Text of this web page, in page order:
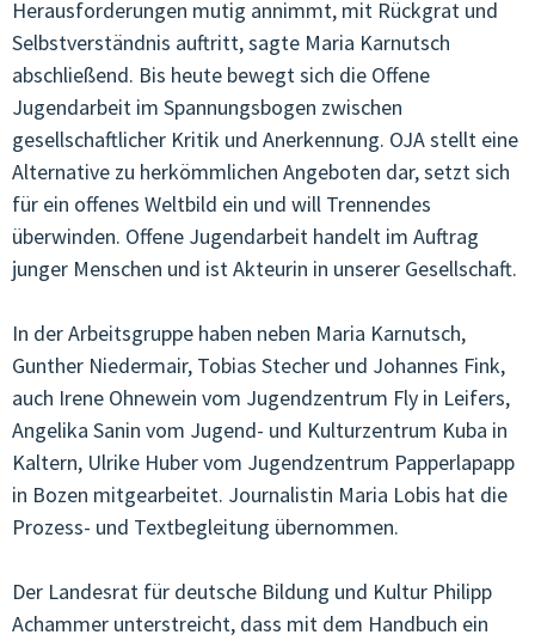
Herausforderungen mutig annimmt, mit Rückgrat und
Selbstverständnis auftritt, sagte Maria Karnutsch
abschließend. Bis heute bewegt sich die Offene
Jugendarbeit im Spannungsbogen zwischen
gesellschaftlicher Kritik und Anerkennung. OJA stellt eine
Alternative zu herkömmlichen Angeboten dar, setzt sich
für ein offenes Weltbild ein und will Trennendes
überwinden. Offene Jugendarbeit handelt im Auftrag
junger Menschen und ist Akteurin in unserer Gesellschaft.
In der Arbeitsgruppe haben neben Maria Karnutsch,
Gunther Niedermair, Tobias Stecher und Johannes Fink,
auch Irene Ohnewein vom Jugendzentrum Fly in Leifers,
Angelika Sanin vom Jugend- und Kulturzentrum Kuba in
Kaltern, Ulrike Huber vom Jugendzentrum Papperlapapp
in Bozen mitgearbeitet. Journalistin Maria Lobis hat die
Prozess- und Textbegleitung übernommen.
Der Landesrat für deutsche Bildung und Kultur Philipp
Achammer unterstreicht, dass mit dem Handbuch ein